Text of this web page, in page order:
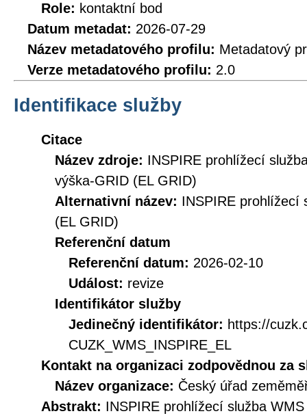
Role: kontaktní bod
Datum metadat: 2026-07-29
Název metadatového profilu: Metadatový
Verze metadatového profilu: 2.0
Identifikace služby
Citace
Název zdroje: INSPIRE prohlížecí
výška-GRID (EL GRID)
Alternativní název: INSPIRE prohlížecí
(EL GRID)
Referenční datum
Referenční datum: 2026-02-10
Událost: revize
Identifikátor služby
Jedinečný identifikátor: https://
CUZK_WMS_INSPIRE_EL
Kontakt na organizaci zodpovědnou za
Název organizace: Český úřad
Abstrakt: INSPIRE prohlížecí služba